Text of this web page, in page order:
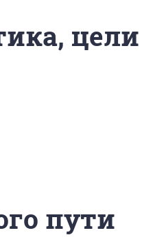
цели
пути